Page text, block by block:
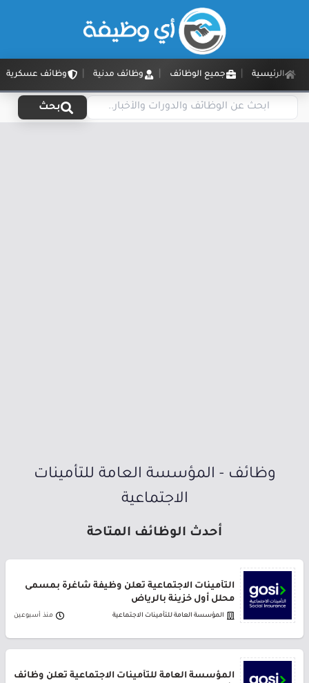
الرئيسية جميع الوظائف وظائف مدنية وظائف عسكرية
بحث
وظائف - المؤسسة العامة للتأمينات
الاجتماعية
أحدث الوظائف المتاحة
التأمينات الاجتماعية تعلن وظيفة شاغرة بمسمى
محلل أول خزينة بالرياض
المؤسسة العامة للتأمينات الاجتماعية منذ أسبوعين
المؤسسة العامة للتأمينات الاجتماعية تعلن وظائف